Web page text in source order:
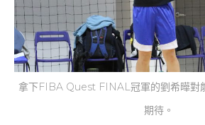
拿下FIBA Quest FINAL冠軍的劉希曄對
期待。